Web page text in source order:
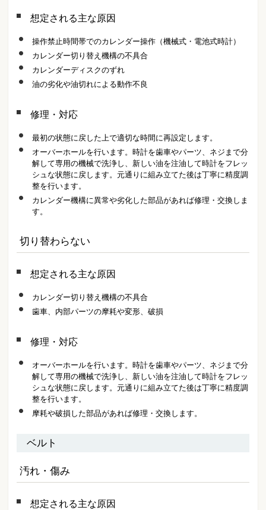
想定される主な原因
操作禁止時間帯でのカレンダー操作（機械式・電池式時計）
カレンダー切り替え機構の不具合
カレンダーディスクのずれ
油の劣化や油切れによる動作不良
修理・対応
最初の状態に戻した上で適切な時間に再設定します。
オーバーホールを行います。時計を歯車やパーツ、ネジまで分
解して専用の機械で洗浄し、新しい油を注油して時計をフレッ
シュな状態に戻します。元通りに組み立てた後は丁寧に精度調
整を行います。
カレンダー機構に異常や劣化した部品があれば修理・交換しま
す。
切り替わらない
想定される主な原因
カレンダー切り替え機構の不具合
歯車、内部パーツの摩耗や変形、破損
修理・対応
オーバーホールを行います。時計を歯車やパーツ、ネジまで分
解して専用の機械で洗浄し、新しい油を注油して時計をフレッ
シュな状態に戻します。元通りに組み立てた後は丁寧に精度調
整を行います。
摩耗や破損した部品があれば修理・交換します。
ベルト
汚れ・傷み
想定される主な原因